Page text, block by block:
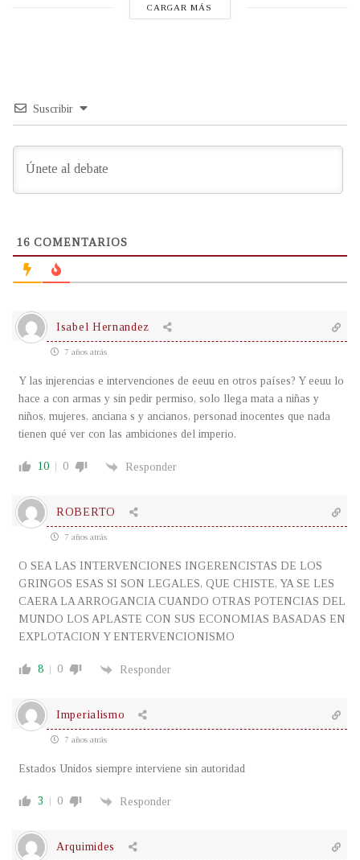
CARGAR MÁS
Suscribir
16 COMENTARIOS
Isabel Hernandez
7 años atrás
Y las injerencias e intervenciones de eeuu en otros países? Y eeuu lo
hace a con armas y sin pedir permiso, solo llega mata a niñas y
niños, mujeres, anciana s y ancianos, personad inocentes que nada
tienen qué ver con las ambiciones del imperio.
10 0 Responder
ROBERTO
7 años atrás
O SEA LAS INTERVENCIONES INGERENCISTAS DE LOS
GRINGOS ESAS SI SON LEGALES, QUE CHISTE, YA SE LES
CAERA LA ARROGANCIA CUANDO OTRAS POTENCIAS DEL
MUNDO LOS APLASTE CON SUS ECONOMIAS BASADAS EN
EXPLOTACION Y ENTERVENCIONISMO
8 0 Responder
Imperialismo
7 años atrás
Estados Unidos siempre interviene sin autoridad
3 0 Responder
Arquimides